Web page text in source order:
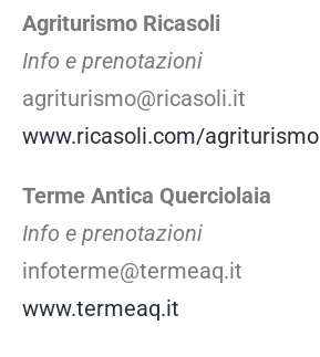
Agriturismo Ricasoli
Info e prenotazioni
agriturismo@ricasoli.it
www.ricasoli.com/agriturismo
Terme Antica Querciolaia
Info e prenotazioni
infoterme@termeaq.it
www.termeaq.it